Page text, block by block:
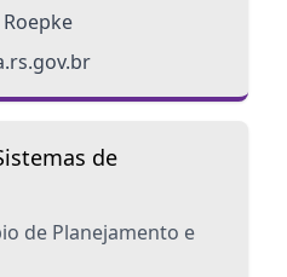
de
de Planejamento e